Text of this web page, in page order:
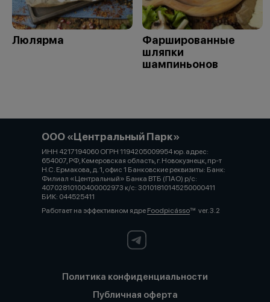
Люлярма
Фаршированные
шляпки
шампиньонов
ООО «Центральный Парк»
ИНН 4217194060 ОГРН 1194205009954 юр. адрес:
654007, РФ, Кемеровская область, г. Новокузнецк, пр-т
Н.С. Ермакова, д. 1, офис 1 Банковские реквизиты: Банк:
Филиал «Центральный» Банка ВТБ (ПАО) р/с:
40702810100400002973 к/с: 30101810145250000411
БИК: 044525411
Работает на эффективном ядре Foodpicássover. 3.2
Политика конфиденциальности
Публичная оферта